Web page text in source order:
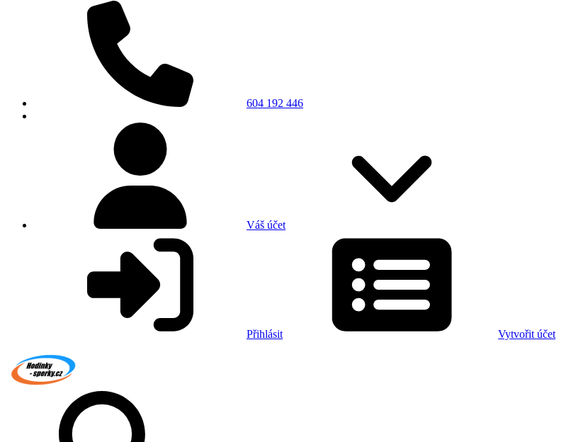
604 192 446
Váš účet
Přihlásit Vytvořit účet